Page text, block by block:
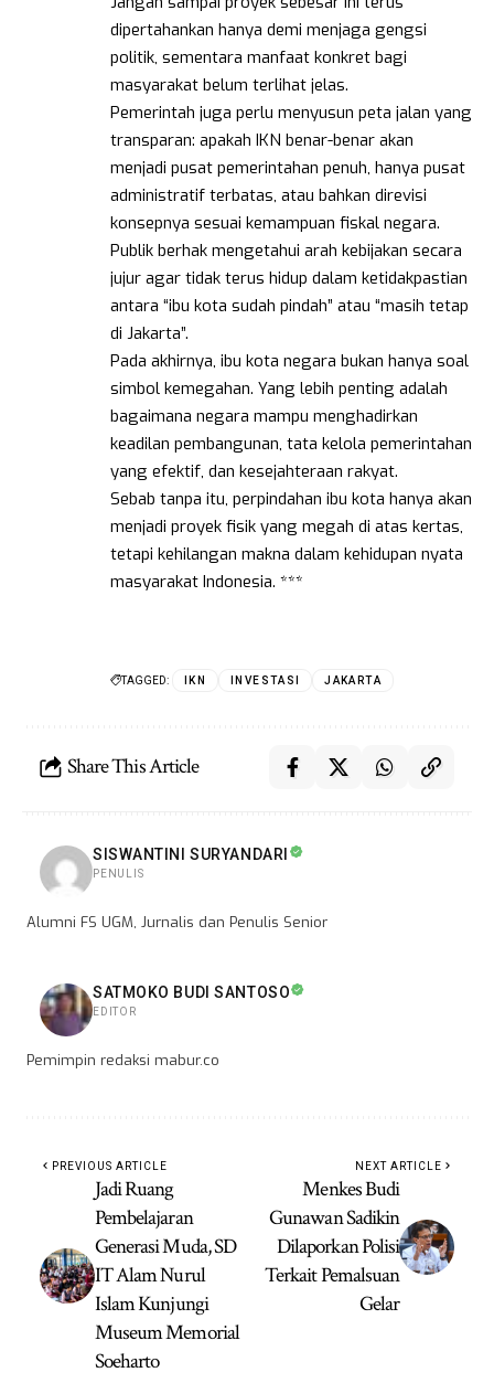
dipertahankan hanya demi menjaga gengsi
politik, sementara manfaat konkret bagi
masyarakat belum terlihat jelas.
Pemerintah juga perlu menyusun peta jalan yang
transparan: apakah IKN benar-benar akan
menjadi pusat pemerintahan penuh, hanya pusat
administratif terbatas, atau bahkan direvisi
konsepnya sesuai kemampuan fiskal negara.
Publik berhak mengetahui arah kebijakan secara
jujur agar tidak terus hidup dalam ketidakpastian
antara “ibu kota sudah pindah” atau “masih tetap
di Jakarta”.
Pada akhirnya, ibu kota negara bukan hanya soal
simbol kemegahan. Yang lebih penting adalah
bagaimana negara mampu menghadirkan
keadilan pembangunan, tata kelola pemerintahan
yang efektif, dan kesejahteraan rakyat.
Sebab tanpa itu, perpindahan ibu kota hanya akan
menjadi proyek fisik yang megah di atas kertas,
tetapi kehilangan makna dalam kehidupan nyata
masyarakat Indonesia. ***
TAGGED: IKN INVESTASI JAKARTA
Share This Article
SISWANTINI SURYANDARI
PENULIS
Alumni FS UGM, Jurnalis dan Penulis Senior
SATMOKO BUDI SANTOSO
EDITOR
Pemimpin redaksi mabur.co
PREVIOUS ARTICLE
Jadi Ruang
Pembelajaran
Generasi Muda, SD
IT Alam Nurul
Islam Kunjungi
Museum Memorial
Soeharto
NEXT ARTICLE
Menkes Budi
Gunawan Sadikin
Dilaporkan Polisi
Terkait Pemalsuan
Gelar